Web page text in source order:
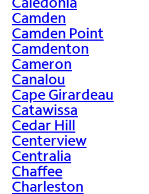
Camden
Camden Point
Camdenton
Cameron
Canalou
Cape Girardeau
Catawissa
Cedar Hill
Centerview
Centralia
Chaffee
Charleston